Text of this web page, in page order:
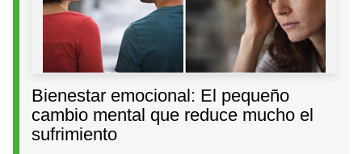
Bienestar emocional: El pequeño
cambio mental que reduce mucho el
sufrimiento